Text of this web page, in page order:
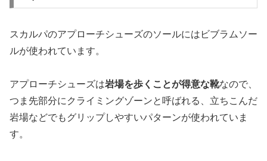
スカルパのアプローチシューズのソールにはビブラムソー
ルが使われています。
アプローチシューズは岩場を歩くことが得意な靴なので、
つま先部分にクライミングゾーンと呼ばれる、立ちこんだ
岩場などでもグリップしやすいパターンが使われていま
す。